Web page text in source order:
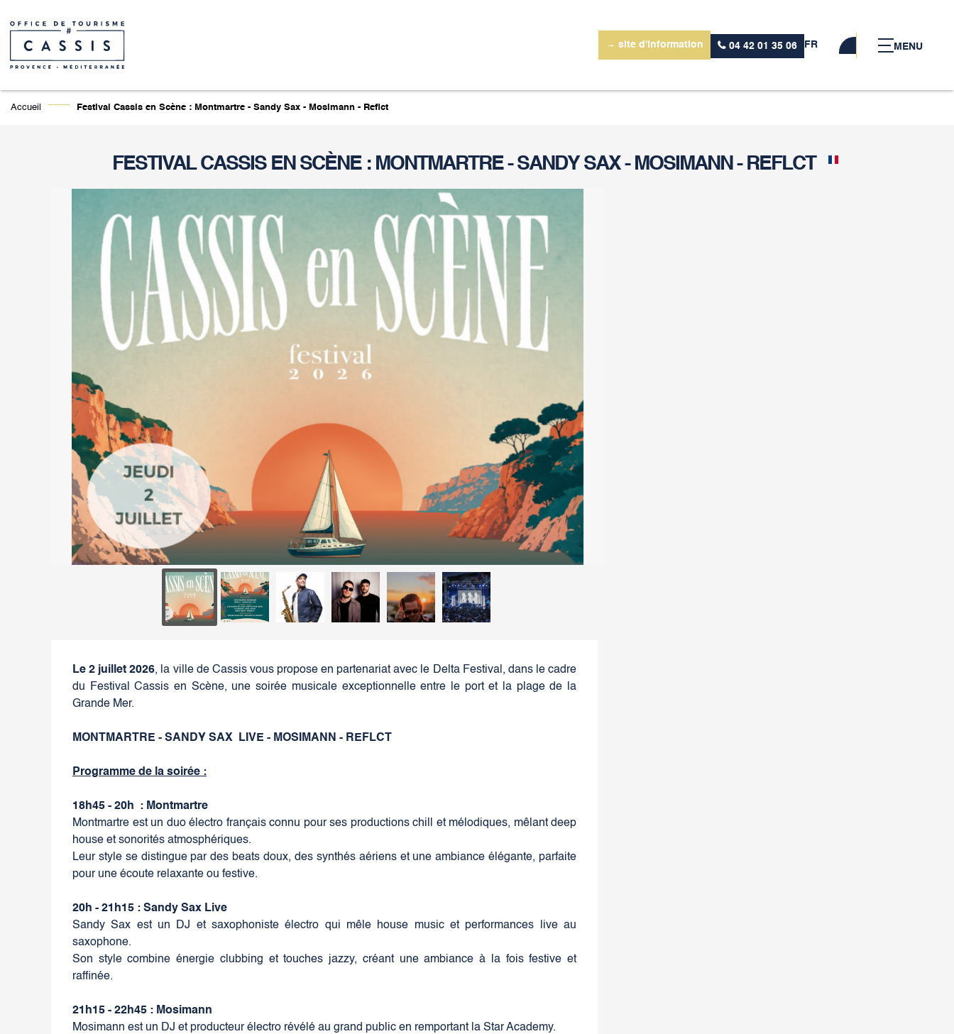
→ site d'information 04 42 01 35 06 FR MENU
Accueil Festival Cassis en Scène : Montmartre - Sandy Sax - Mosimann - Reflct
FESTIVAL CASSIS EN SCÈNE : MONTMARTRE - SANDY SAX - MOSIMANN - REFLCT
Le 2 juillet 2026, la ville de Cassis vous propose en partenariat avec le Delta Festival, dans le cadre
du Festival Cassis en Scène, une soirée musicale exceptionnelle entre le port et la plage de la
Grande Mer.
MONTMARTRE - SANDY SAX LIVE - MOSIMANN - REFLCT
Programme de la soirée :
18h45 - 20h : Montmartre
Montmartre est un duo électro français connu pour ses productions chill et mélodiques, mêlant deep
house et sonorités atmosphériques.
Leur style se distingue par des beats doux, des synthés aériens et une ambiance élégante, parfaite
pour une écoute relaxante ou festive.
20h - 21h15 : Sandy Sax Live
Sandy Sax est un DJ et saxophoniste électro qui mêle house music et performances live au
saxophone.
Son style combine énergie clubbing et touches jazzy, créant une ambiance à la fois festive et
raffinée.
21h15 - 22h45 : Mosimann
Mosimann est un DJ et producteur électro révélé au grand public en remportant la Star Academy.